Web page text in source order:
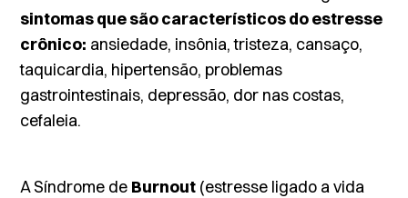
sintomas que são característicos do estresse
crônico: ansiedade, insônia, tristeza, cansaço,
taquicardia, hipertensão, problemas
gastrointestinais, depressão, dor nas costas,
cefaleia.
A Síndrome de Burnout (estresse ligado a vida